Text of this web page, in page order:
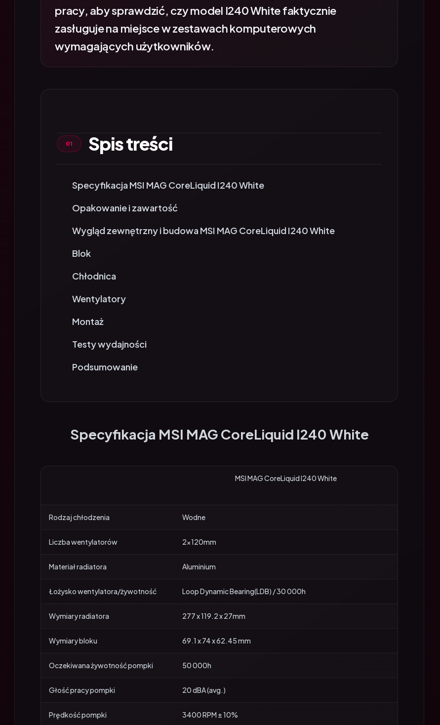
pracy, aby sprawdzić, czy model I240 White faktycznie
zasługuje na miejsce w zestawach komputerowych
wymagających użytkowników.
Spis treści
Specyfikacja MSI MAG CoreLiquid I240 White
Opakowanie i zawartość
Wygląd zewnętrzny i budowa MSI MAG CoreLiquid I240 White
Blok
Chłodnica
Wentylatory
Montaż
Testy wydajności
Podsumowanie
Specyfikacja MSI MAG CoreLiquid I240 White
MSI MAG CoreLiquid I240 White
Rodzaj chłodzenia Wodne
Liczba wentylatorów 2x120mm
Materiał radiatora Aluminium
Łożysko wentylatora/żywotność Loop Dynamic Bearing(LDB) / 30 000h
Wymiary radiatora 277 x 119.2 x 27mm
Wymiary bloku 69.1 x 74 x 62.45 mm
Oczekiwana żywotność pompki 50 000h
Głość pracy pompki 20 dBA (avg.)
Prędkość pompki 3400 RPM ± 10%